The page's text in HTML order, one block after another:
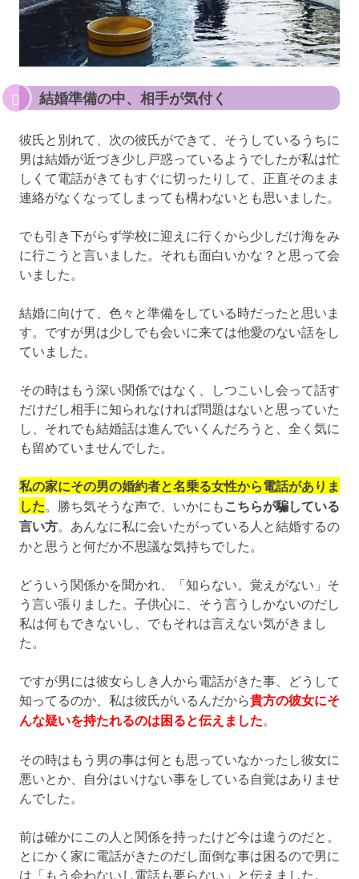
結婚準備の中、相手が気付く
彼氏と別れて、次の彼氏ができて、そうしているうちに
男は結婚が近づき少し戸惑っているようでしたが私は忙
しくて電話がきてもすぐに切ったりして、正直そのまま
連絡がなくなってしまっても構わないとも思いました。
でも引き下がらず学校に迎えに行くから少しだけ海をみ
に行こうと言いました。それも面白いかな？と思って会
いました。
結婚に向けて、色々と準備をしている時だったと思いま
す。ですが男は少しでも会いに来ては他愛のない話をし
ていました。
その時はもう深い関係ではなく、しつこいし会って話す
だけだし相手に知られなければ問題はないと思っていた
し、それでも結婚話は進んでいくんだろうと、全く気に
も留めていませんでした。
私の家にその男の婚約者と名乗る女性から電話がありま
した 。勝ち気そうな声で、いかにも こちらが騙している
言い方 。あんなに私に会いたがっている人と結婚するの
かと思うと何だか不思議な気持ちでした。
どういう関係かを聞かれ、「知らない。覚えがない」そ
う言い張りました。子供心に、そう言うしかないのだし
私は何もできないし、でもそれは言えない気がきまし
た。
ですが男には彼女らしき人から電話がきた事、どうして
知ってるのか、私は彼氏がいるんだから貴方の彼女にそ
んな疑いを持たれるのは困ると伝えました
その時はもう男の事は何とも思っていなかったし彼女に
悪いとか、自分はいけない事をしている自覚はありませ
んでした。
前は確かにこの人と関係を持ったけど今は違うのだと。
とにかく家に電話がきたのだし面倒な事は困るので男に
は「もう会わないし電話も要らない」と伝えました。